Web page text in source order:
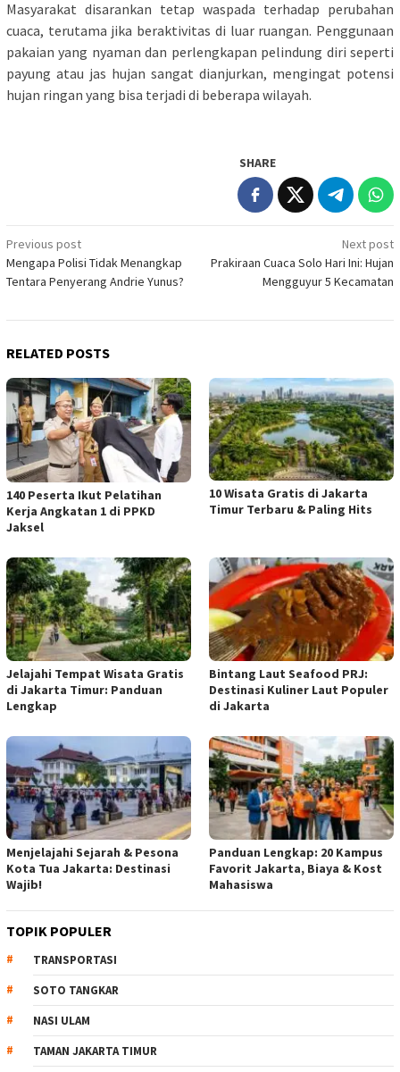
Masyarakat disarankan tetap waspada terhadap perubahan
cuaca, terutama jika beraktivitas di luar ruangan. Penggunaan
pakaian yang nyaman dan perlengkapan pelindung diri seperti
payung atau jas hujan sangat dianjurkan, mengingat potensi
hujan ringan yang bisa terjadi di beberapa wilayah.
SHARE
Post
navigation
Previous post
Mengapa Polisi Tidak Menangkap
Tentara Penyerang Andrie Yunus?
Next post
Prakiraan Cuaca Solo Hari Ini: Hujan
Mengguyur 5 Kecamatan
RELATED POSTS
140 Peserta Ikut Pelatihan
Kerja Angkatan 1 di PPKD
Jaksel
10 Wisata Gratis di Jakarta
Timur Terbaru & Paling Hits
Jelajahi Tempat Wisata Gratis
di Jakarta Timur: Panduan
Lengkap
Bintang Laut Seafood PRJ:
Destinasi Kuliner Laut Populer
di Jakarta
Menjelajahi Sejarah & Pesona
Kota Tua Jakarta: Destinasi
Wajib!
Panduan Lengkap: 20 Kampus
Favorit Jakarta, Biaya & Kost
Mahasiswa
TOPIK POPULER
TRANSPORTASI
SOTO TANGKAR
NASI ULAM
TAMAN JAKARTA TIMUR